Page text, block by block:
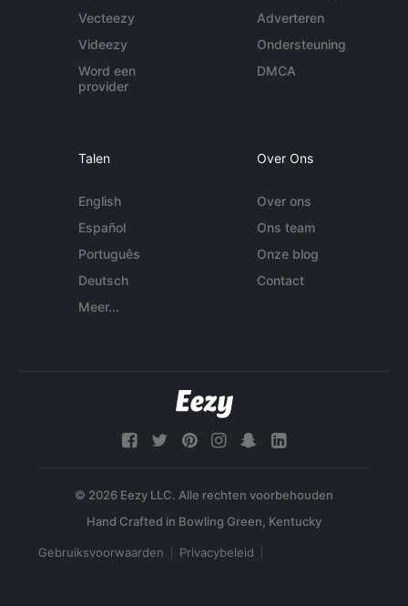
Vecteezy
Videezy
Word een
provider
Adverteren
Ondersteuning
DMCA
Talen
English
Español
Português
Deutsch
Meer...
Over Ons
Over ons
Ons team
Onze blog
Contact
© 2026 Eezy LLC. Alle rechten voorbehouden
Gebruiksvoorwaarden Privacybeleid